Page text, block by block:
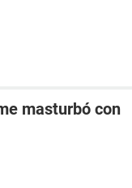
masturbó con